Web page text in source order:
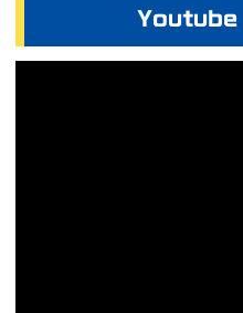
Youtube